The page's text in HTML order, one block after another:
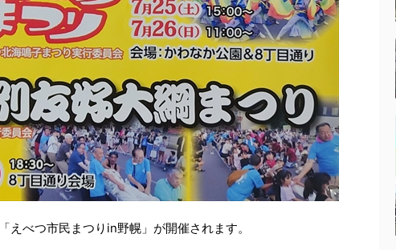
べつ市民まつりin野幌」が開催されます。